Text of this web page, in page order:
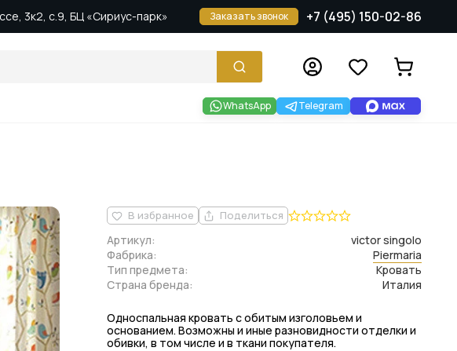
3к2, с.9, БЦ «Сириус-парк» Заказать звонок +7 (495) 150-02-86
WhatsApp Telegram
В избранное Поделиться
Фабрика: Piermaria
Артикул:
victor singolo
Тип предмета:
Кровать
Страна бренда:
Италия
Односпальная кровать с обитым изголовьем и
основанием. Возможны и иные разновидности отделки и
обивки, в том числе и в ткани покупателя.